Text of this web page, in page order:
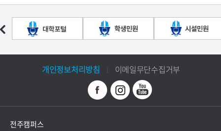
개인정보처리방침 이메일무단수집거부
전주캠퍼스